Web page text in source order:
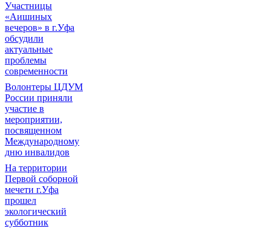
Участницы
«Аишиных
вечеров» в г.Уфа
обсудили
актуальные
проблемы
современности
Волонтеры ЦДУМ
России приняли
участие в
мероприятии,
посвященном
Международному
дню инвалидов
На территории
Первой соборной
мечети г.Уфа
прошел
экологический
субботник